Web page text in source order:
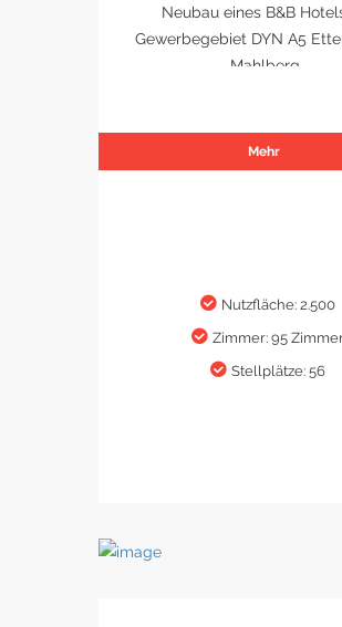
Neubau eines B&B
Gewerbegebiet DYN A5
Mahlberg
Mehr
Nutzfläche: 2.500
Zimmer: 95
Stellplätze: 56